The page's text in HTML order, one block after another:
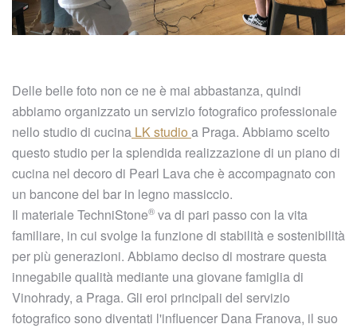
Delle belle foto non ce ne è mai abbastanza, quindi
abbiamo organizzato un servizio fotografico professionale
nello studio di cucina LK studio a Praga. Abbiamo scelto
questo studio per la splendida realizzazione di un piano di
cucina nel decoro di Pearl Lava che è accompagnato con
un bancone del bar in legno massiccio.
Il materiale TechniStone® va di pari passo con la vita
familiare, in cui svolge la funzione di stabilità e sostenibilità
per più generazioni. Abbiamo deciso di mostrare questa
innegabile qualità mediante una giovane famiglia di
Vinohrady, a Praga. Gli eroi principali del servizio
fotografico sono diventati l'influencer Dana Franova, il suo